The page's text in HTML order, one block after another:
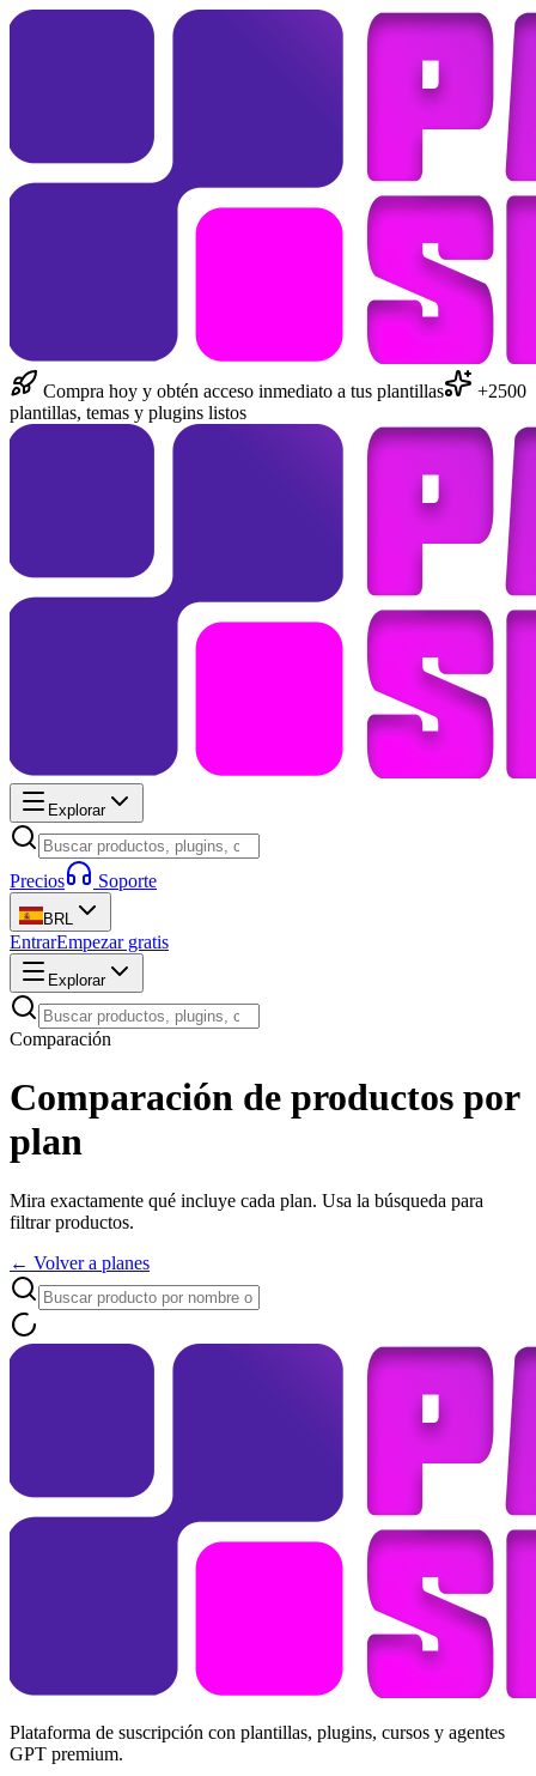
Compra hoy y obtén acceso inmediato a tus plantillas
+2500
plantillas, temas y plugins listos
Explorar
Precios Soporte
BRL
EntrarEmpezar gratis
Explorar
Comparación
Comparación de productos por
plan
Mira exactamente qué incluye cada plan. Usa la búsqueda para
filtrar productos.
← Volver a planes
Plataforma de suscripción con plantillas, plugins, cursos y agentes
GPT premium.